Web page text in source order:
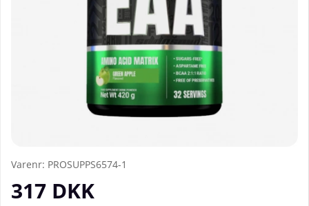
Varenr: PROSUPPS6574-1
317 DKK